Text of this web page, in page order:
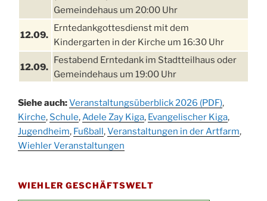
Gemeindehaus um 20:00 Uhr
12.09.
Erntedankgottesdienst mit dem
Kindergarten in der Kirche um 16:30 Uhr
12.09.
Festabend Erntedank im Stadtteilhaus oder
Gemeindehaus um 19:00 Uhr
13.09.
Stadtteilhaus um 14:00 Uhr
19.09.
Schlagerabend im Stadtteilhaus
Drabenderhöhe
Kinderbibeltag im Ev. Gemeindehaus von 10-
Siehe auch:Veranstaltungsüberblick 2026 (PDF),
Kirche, Schule,Adele Zay Kiga, Evangelischer Kiga,
Jugendheim, Fußball ,Veranstaltungen in der Artfarm,
Wiehler Veranstaltungen
WIEHLER GESCHÄFTSWELT